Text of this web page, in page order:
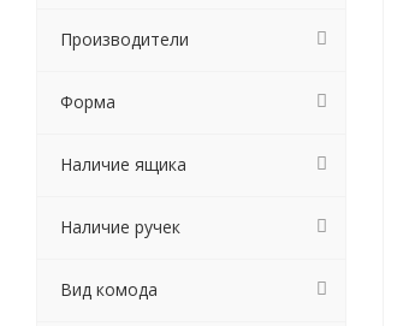
Производители
Форма
Наличие ящика
Наличие ручек
Вид комода